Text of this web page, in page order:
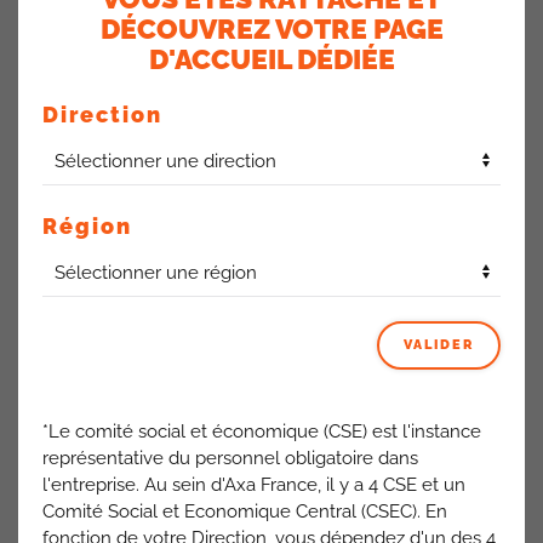
Mise à l’image des BICs Nord Est : parois vitrées, vitrophanie,
Déploiement des machines à café
cours)
Bilan Audit SSE Bics Nord-
Est
Résultats relativement bons sur la région Nord Est à 92,8%
BIC d’AUXERRE : Travaux de
climatisation,
remplacement des sols
DÉCOUVREZ VOTRE PAGE
D'ACCUEIL DÉDIÉE
Direction
Région
VALIDER
*Le comité social et économique (CSE) est l'instance
représentative du personnel obligatoire dans
l'entreprise. Au sein d'Axa France, il y a 4 CSE et un
Comité Social et Economique Central (CSEC). En
fonction de votre Direction, vous dépendez d'un des 4